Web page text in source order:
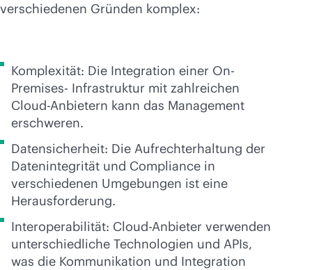
verschiedenen Gründen komplex:
Komplexität: Die Integration einer On-
Premises- Infrastruktur mit zahlreichen
Cloud-Anbietern kann das Management
erschweren.
Datensicherheit: Die Aufrechterhaltung der
Datenintegrität und Compliance in
verschiedenen Umgebungen ist eine
Herausforderung.
Interoperabilität: Cloud-Anbieter verwenden
unterschiedliche Technologien und APIs,
was die Kommunikation und Integration